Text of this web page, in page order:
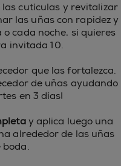
las cutículas y revitalizar
las uñas con rapidez y
cada noche, si quieres
invitada 10.
que las fortalezca.
de uñas ayudando
en 3 días!
y aplica luego una
alrededor de las uñas